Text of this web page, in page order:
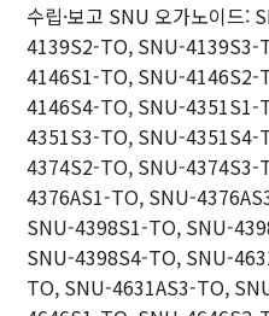
수립·보고 SNU 오가노이드:
4139S2-TO, SNU-
4146S1-TO, SNU-
4146S4-TO, SNU-
4351S3-TO, SNU-
4374S2-TO, SNU-
4376AS1-TO, SNU-
SNU-4398S1-TO, SNU-
SNU-4398S4-TO, SNU-
TO, SNU-4631AS3-TO,
SNU 세포주 자료
SNU 세포주 논문
SNU 세포주 국제 도서
학술비 지원 논문
세포주 연구 워크샵
관련사이트